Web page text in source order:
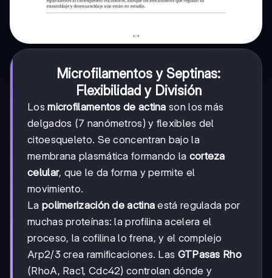
Microfilamentos y Septinas:
Flexibilidad y División
Losmicrofilamentos de actina son los más
delgados (7 nanómetros) y flexibles del
citoesqueleto. Se concentran bajo la
membrana plasmática formando la corteza
celular, que le da forma y permite el
movimiento.
La polimerización de actina está regulada por
muchas proteínas: la profilina acelera el
proceso, la cofilina lo frena, y el complejo
Arp2/3 crea ramificaciones. Las GTPasas Rho
(RhoA, Rac1, Cdc42) controlan dónde y